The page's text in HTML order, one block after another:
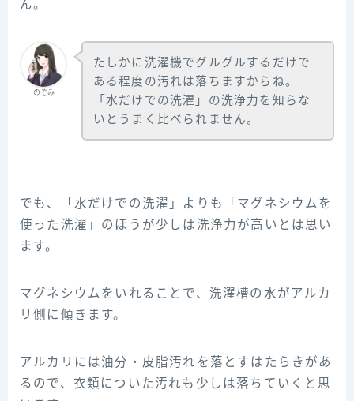
ん。
のぞみ
たしかに洗濯機でグルグルするだけで
ある程度の汚れは落ちますからね。
「水だけでの洗濯」の洗浄力を知らな
いとうまく比べられません。
でも、「水だけでの洗濯」よりも「マグネシウムを
使った洗濯」のほうが少しは洗浄力が高いとは思い
ます。
マグネシウムをいれることで、洗濯槽の水がアルカ
リ側に傾きます。
アルカリには油分・皮脂汚れを落とすはたらきがあ
るので、衣類についた汚れも少しは落ちていくと思